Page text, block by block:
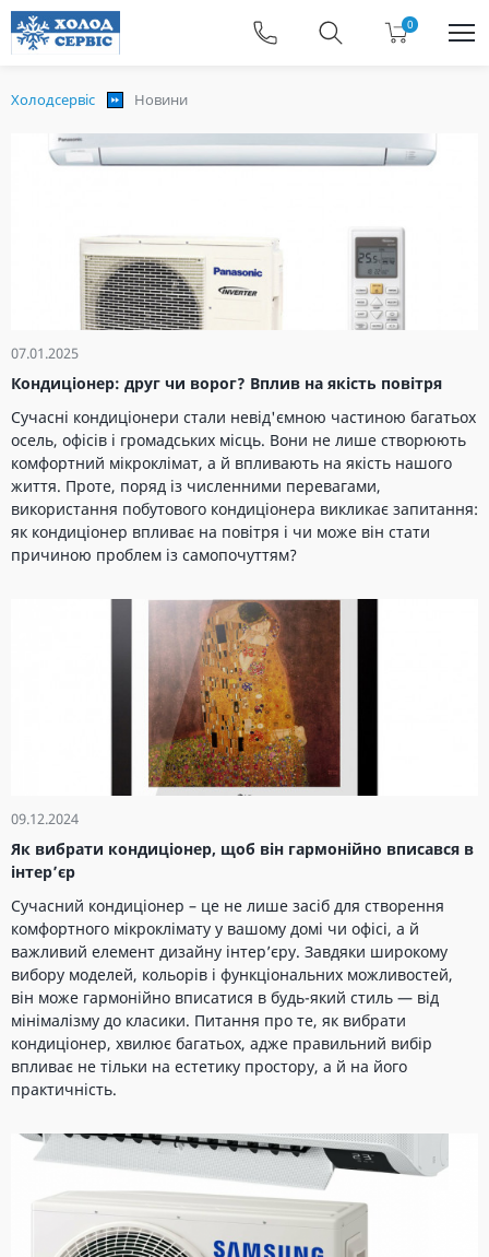
0
Холодсервіс Новини
07.01.2025
Кондиціонер: друг чи ворог? Вплив на якість повітря
Сучасні кондиціонери стали невід'ємною частиною багатьох
осель, офісів і громадських місць. Вони не лише створюють
комфортний мікроклімат, а й впливають на якість нашого
життя. Проте, поряд із численними перевагами,
використання побутового кондиціонера викликає запитання:
як кондиціонер впливає на повітря і чи може він стати
причиною проблем із самопочуттям?
09.12.2024
Як вибрати кондиціонер, щоб він гармонійно вписався в
інтер’єр
Сучасний кондиціонер – це не лише засіб для створення
комфортного мікроклімату у вашому домі чи офісі, а й
важливий елемент дизайну інтер’єру. Завдяки широкому
вибору моделей, кольорів і функціональних можливостей,
він може гармонійно вписатися в будь-який стиль — від
мінімалізму до класики. Питання про те, як вибрати
кондиціонер, хвилює багатьох, адже правильний вибір
впливає не тільки на естетику простору, а й на його
практичність.